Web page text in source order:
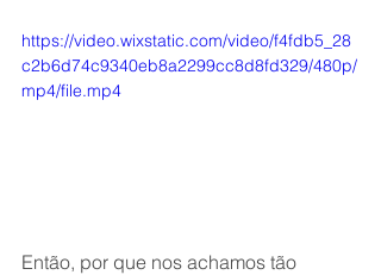
https://video.wixstatic.com/video/f4fdb5_28
c2b6d74c9340eb8a2299cc8d8fd329/480p/
mp4/file.mp4
Então, por que nos achamos tão